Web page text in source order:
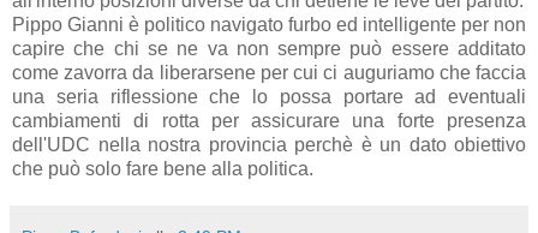
Pippo Gianni è politico navigato furbo ed intelligente per non
capire che chi se ne va non sempre può essere additato
come zavorra da liberarsene per cui ci auguriamo che faccia
una seria riflessione che lo possa portare ad eventuali
cambiamenti di rotta per assicurare una forte presenza
dell'UDC nella nostra provincia perchè è un dato obiettivo
che può solo fare bene alla politica.